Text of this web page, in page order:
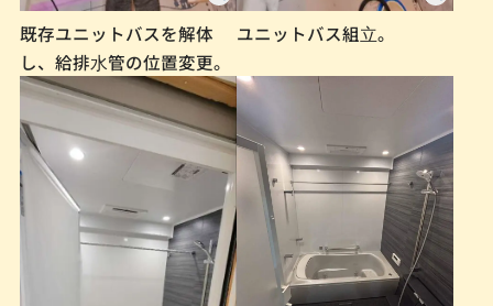
既存ユニットバスを解体
し、給排⽔管の位置変更。
ユニットバス組⽴。